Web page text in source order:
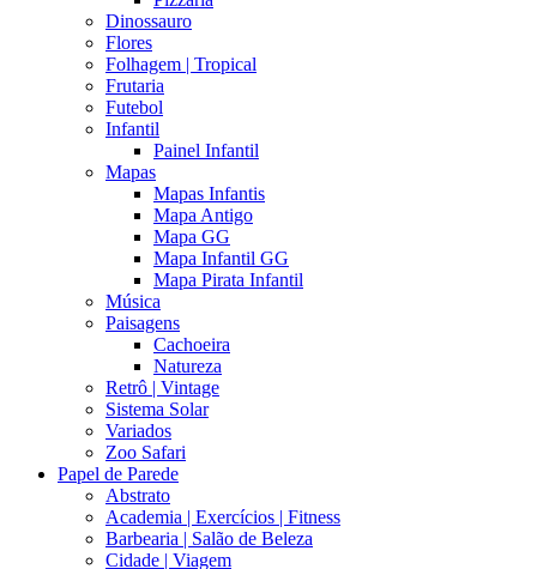
Dinossauro
Flores
Folhagem | Tropical
Frutaria
Futebol
Infantil
Painel Infantil
Mapas
Mapas Infantis
Mapa Antigo
Mapa GG
Mapa Infantil GG
Mapa Pirata Infantil
Música
Paisagens
Cachoeira
Natureza
Retrô | Vintage
Sistema Solar
Variados
Zoo Safari
Papel de Parede
Abstrato
Academia | Exercícios | Fitness
Barbearia | Salão de Beleza
Cidade | Viagem